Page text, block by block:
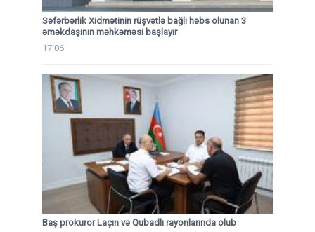
Səfərbərlik Xidmətinin rüşvətlə bağlı həbs olunan 3
əməkdaşının məhkəməsi başlayır
17:06
Baş prokuror Laçın və Qubadlı rayonlarında olub